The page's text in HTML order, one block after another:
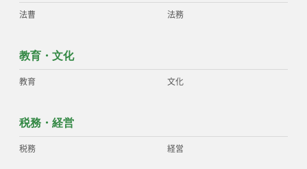
法曹 法務
教育・文化
教育 文化
税務・経営
税務 経営